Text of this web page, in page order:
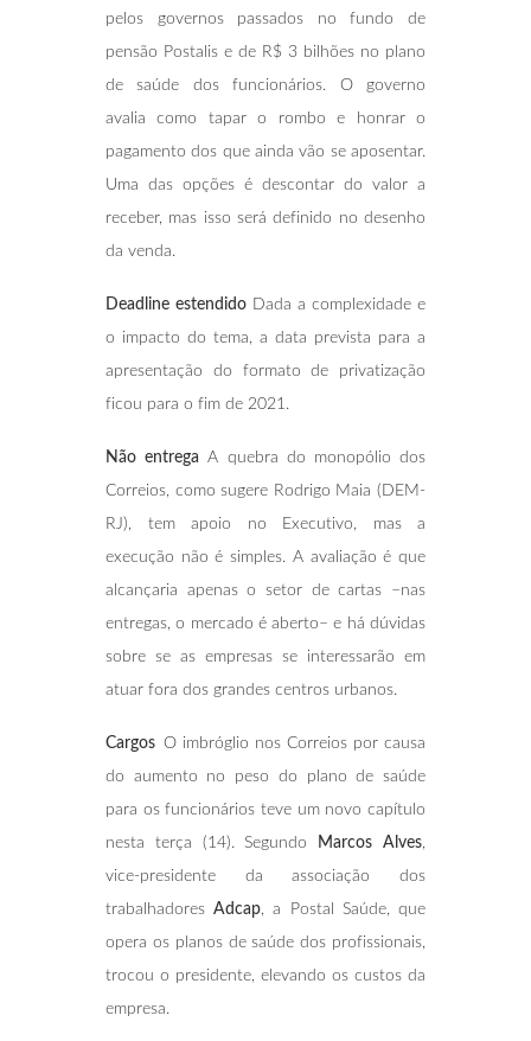
pelos governos passados no fundo de
pensão Postalis e de R$ 3 bilhões no plano
de saúde dos funcionários. O governo
avalia como tapar o rombo e honrar o
pagamento dos que ainda vão se aposentar.
Uma das opções é descontar do valor a
receber, mas isso será definido no desenho
da venda.
Deadline estendido Dada a complexidade e
o impacto do tema, a data prevista para a
apresentação do formato de privatização
ficou para o fim de 2021.
Não entrega A quebra do monopólio dos
Correios, como sugere Rodrigo Maia (DEM-
RJ), tem apoio no Executivo, mas a
execução não é simples. A avaliação é que
alcançaria apenas o setor de cartas –nas
entregas, o mercado é aberto– e há dúvidas
sobre se as empresas se interessarão em
atuar fora dos grandes centros urbanos.
Cargos O imbróglio nos Correios por causa
do aumento no peso do plano de saúde
para os funcionários teve um novo capítulo
nesta terça (14). Segundo
Marcos Alves
vice-presidente da associação dos
trabalhadoresAdcap , a Postal Saúde, que
opera os planos de saúde dos profissionais,
trocou o presidente, elevando os custos da
empresa.